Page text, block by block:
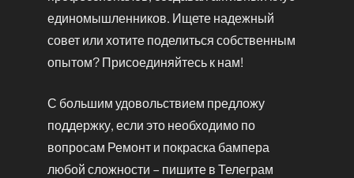
единомышленников. Ищете надежный
совет или хотите поделиться собственным
опытом? Присоединяйтесь к нам!
С большим удовольствием предложу
поддержку, если это необходимо по
вопросам Ремонт и покраска бампера
любой сложности – пишите в Телеграм